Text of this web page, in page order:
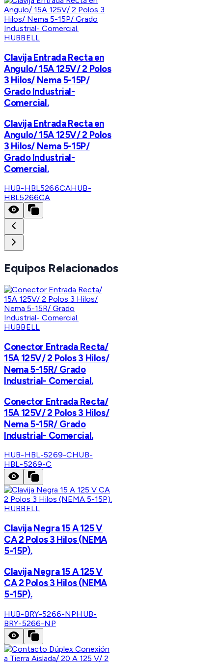
HUBBELL
Clavija Entrada Recta en
Angulo/ 15A 125V/ 2 Polos
3 Hilos/ Nema 5-15P/
Grado Industrial-
Comercial.
Clavija Entrada Recta en
Angulo/ 15A 125V/ 2 Polos
3 Hilos/ Nema 5-15P/
Grado Industrial-
Comercial.
HUB-HBL5266CAHUB-
HBL5266CA
Equipos Relacionados
HUBBELL
Conector Entrada Recta/
15A 125V/ 2 Polos 3 Hilos/
Nema 5-15R/ Grado
Industrial- Comercial.
Conector Entrada Recta/
15A 125V/ 2 Polos 3 Hilos/
Nema 5-15R/ Grado
Industrial- Comercial.
HUB-HBL-5269-CHUB-
HBL-5269-C
HUBBELL
Clavija Negra 15 A 125 V
CA 2 Polos 3 Hilos (NEMA
5-15P).
Clavija Negra 15 A 125 V
CA 2 Polos 3 Hilos (NEMA
5-15P).
HUB-BRY-5266-NPHUB-
BRY-5266-NP